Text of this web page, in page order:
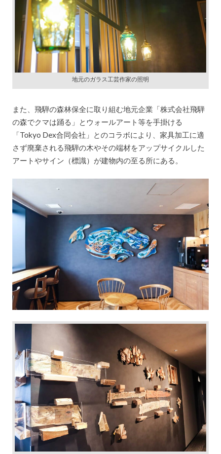
地元のガラス工芸作家の照明
また、飛騨の森林保全に取り組む地元企業「株式会社飛騨
の森でクマは踊る」とウォールアート等を手掛ける
「Tokyo Dex合同会社」とのコラボにより、家具加工に適
さず廃棄される飛騨の木やその端材をアップサイクルした
アートやサイン（標識）が建物内の至る所にある。